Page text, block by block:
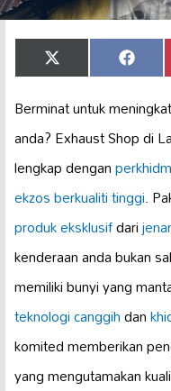
Share
on
X
(Twitter)
Share
on
Berminat untuk
anda? Exhaust Shop di
lengkap dengan
ekzos berkualiti tinggi.
produk eksklusifdari
kenderaan anda bukan
memiliki bunyi yang
teknologi canggihdan
komited memberikan
yang mengutamakan